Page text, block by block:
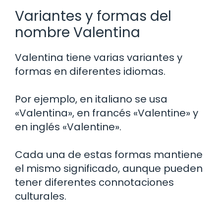
Variantes y formas del
nombre Valentina
Valentina tiene varias variantes y
formas en diferentes idiomas.
Por ejemplo, en italiano se usa
«Valentina», en francés «Valentine» y
en inglés «Valentine».
Cada una de estas formas mantiene
el mismo significado, aunque pueden
tener diferentes connotaciones
culturales.